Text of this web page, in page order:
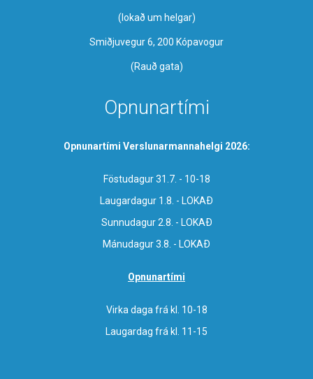
​(lokað um helgar)
Smiðjuvegur 6, 200 Kópavogur
(Rauð gata)
Opnunartími
Opnunartími Verslunarmannahelgi 2026:
Föstudagur 31.7. - 10-18
Laugardagur 1.8. - LOKAÐ
Sunnudagur 2.8. - LOKAÐ
Mánudagur 3.8. - LOKAÐ
Opnunartími
Virka daga frá kl. 10-18
Laugardag frá kl. 11-15